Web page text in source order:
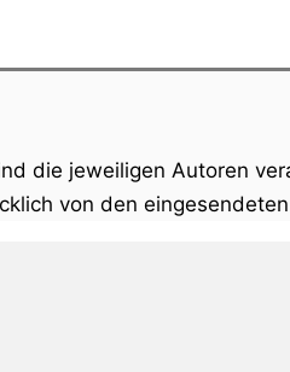
die jeweiligen Autoren
von den